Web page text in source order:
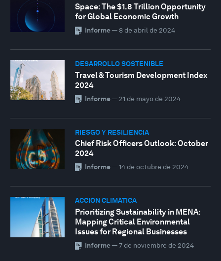
Space: The $1.8 Trillion Opportunity
for Global Economic Growth
Informe— 8 de abril de 2024
DESARROLLO SOSTENIBLE
Travel & Tourism Development Index
2024
Informe— 21 de mayo de 2024
RIESGO Y RESILIENCIA
Chief Risk Officers Outlook: October
2024
Informe— 14 de octubre de 2024
ACCIÓN CLIMÁTICA
Prioritizing Sustainability in MENA:
Mapping Critical Environmental
Issues for Regional Businesses
Informe— 7 de noviembre de 2024